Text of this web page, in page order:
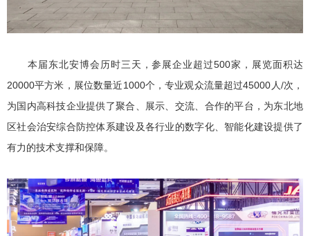
本届东北安博会历时三天，参展企业超过500家，展览面积达
20000平方米，展位数量近1000个，专业观众流量超过45000人/次，
为国内高科技企业提供了聚合、展示、交流、合作的平台，为东北地
区社会治安综合防控体系建设及各行业的数字化、智能化建设提供了
有力的技术支撑和保障。